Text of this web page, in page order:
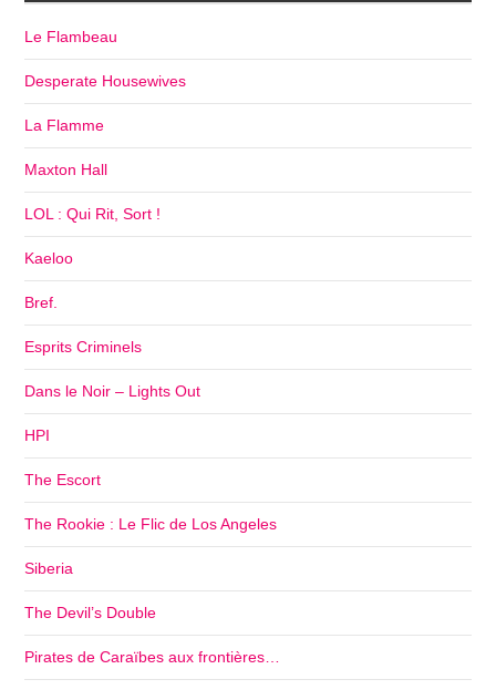
Le Flambeau
Desperate Housewives
La Flamme
Maxton Hall
LOL : Qui Rit, Sort !
Kaeloo
Bref.
Esprits Criminels
Dans le Noir – Lights Out
HPI
The Escort
The Rookie : Le Flic de Los Angeles
Siberia
The Devil’s Double
Pirates de Caraïbes aux frontières…